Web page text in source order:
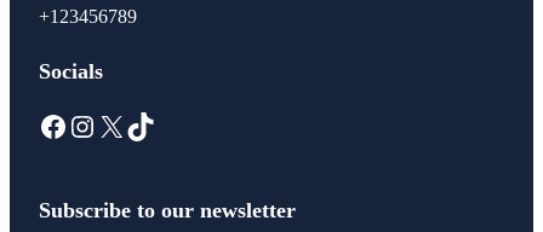
+123456789
Socials
Facebook Instagram X TikTok
Subscribe to our newsletter